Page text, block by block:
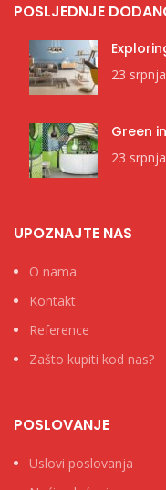
POSLJEDNJE
23
Green
23
UPOZNAJTE NAS
O nama
Kontakt
Reference
Zašto kupiti kod nas?
POSLOVANJE
Uslovi poslovanja